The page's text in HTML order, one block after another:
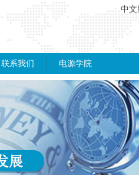
中文
联系我们 电源学院